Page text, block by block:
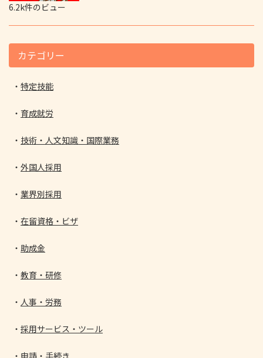
6.2k件のビュー
カテゴリー
特定技能
育成就労
技術・人文知識・国際業務
外国人採用
業界別採用
在留資格・ビザ
助成金
教育・研修
人事・労務
採用サービス・ツール
申請・手続き